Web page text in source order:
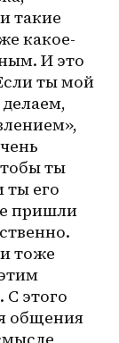
такие
какое-
И это
ты мой
ты
ты его
пришли
тоже
этого
общения